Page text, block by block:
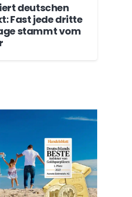
deutschen
Fast jede dritte
stammt vom